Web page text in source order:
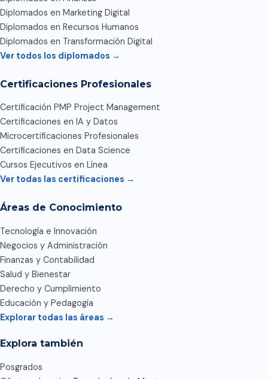
Diplomados en Marketing Digital
Diplomados en Recursos Humanos
Diplomados en Transformación Digital
Ver todos los diplomados →
Certificaciones Profesionales
Certificación PMP Project Management
Certificaciones en IA y Datos
Microcertificaciones Profesionales
Certificaciones en Data Science
Cursos Ejecutivos en Línea
Ver todas las certificaciones →
Áreas de Conocimiento
Tecnología e Innovación
Negocios y Administración
Finanzas y Contabilidad
Salud y Bienestar
Derecho y Cumplimiento
Educación y Pedagogía
Explorar todas las áreas →
Explora también
Posgrados